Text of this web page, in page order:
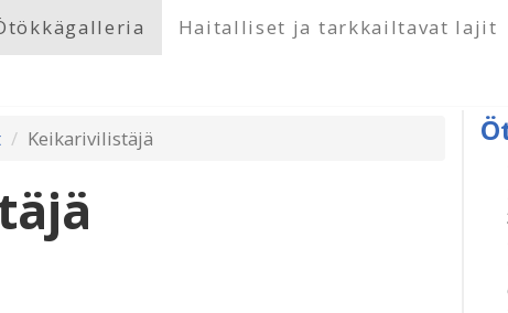
Haitalliset ja tarkkailtavat lajit
Keikarivilistäjä